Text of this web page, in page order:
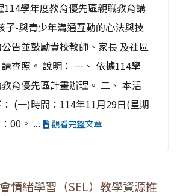
114學年度教育優先區親職教育講
子-與青少年溝通互動的心法與技
告並鼓勵貴校教師、家長 及社區
查照。 說明： 一、 依據114學
育優先區計畫辦理。 二、 本活
(一)時間：114年11月29日(星期
00。 ...
觀看完整文章
情緒學習（SEL）教學資源推